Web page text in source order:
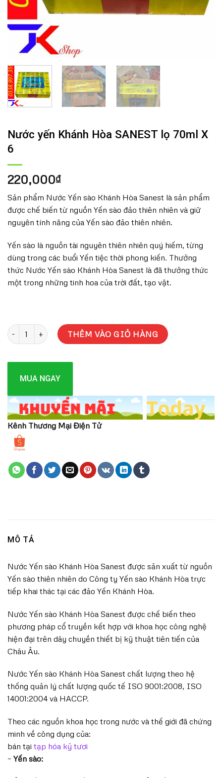
Nước yến Khánh Hòa SANEST lọ 70ml X
6
220,000₫
Sản phẩm Nước Yến sào Khánh Hòa Sanest là sản phẩm
được chế biến từ nguồn Yến sào đảo thiên nhiên và giữ
nguyên tính năng của Yến sào đảo thiên nhiên.
Yến sào là nguồn tài nguyên thiên nhiên quý hiếm, từng
dùng trong các buổi Yến tiệc thời phong kiến. Thưởng
thức Nước Yến sào Khánh Hòa Sanest là đã thưởng thức
một trong những tinh hoa của trời đất, tạo vật.
Nước yến Khánh Hòa SANEST lọ 70ml X 6 số lượng
THÊM VÀO GIỎ HÀNG
MUA NGAY
Kênh Thương Mại Điện Tử
MÔ TẢ
Nước Yến sào Khánh Hòa Sanest được sản xuất từ nguồn
Yến sào thiên nhiên do Công ty Yến sào Khánh Hòa trực
tiếp khai thác tại các đảo Yến Khánh Hòa.
Nước Yến sào Khánh Hòa Sanest được chế biến theo
phương pháp cổ truyền kết hợp với khoa học công nghệ
hiện đại trên dây chuyền thiết bị kỹ thuật tiên tiến của
Châu Âu.
Nước Yến sào Khánh Hòa Sanest chất lượng theo hệ
thống quản lý chất lượng quốc tế ISO 9001:2008, ISO
14001:2004 và HACCP.
Theo các nguồn khoa học trong nước và thế giới đã chứng
minh về công dụng của:
bán tại tạp hóa kỷ tươi
– Yến sào: